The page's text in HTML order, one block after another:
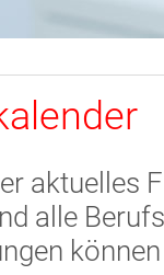
aktuelles
alle